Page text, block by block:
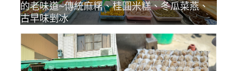
的老味道~傳統麻糬、桂圓米糕、冬瓜菜燕、
古早味剉冰